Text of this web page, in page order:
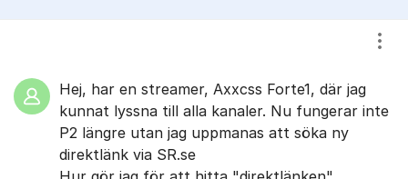
Hej, har en streamer, Axxcss Forte1, där jag
kunnat lyssna till alla kanaler. Nu fungerar inte
P2 längre utan jag uppmanas att söka ny
direktlänk via SR.se